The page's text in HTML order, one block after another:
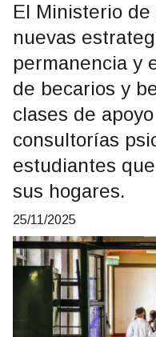
El Ministerio
nuevas
permanencia y
de becarios y
clases de
consultorías
estudiantes
sus hogares.
25/11/2025